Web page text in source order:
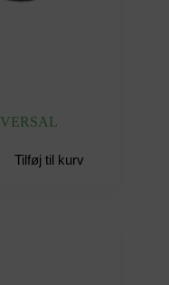
Tilføj til kurv